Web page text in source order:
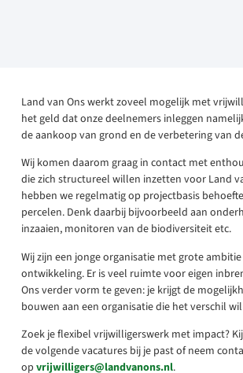
Land van Ons werkt zoveel mogelijk met
het geld dat onze deelnemers inleggen
de aankoop van grond en de verbetering van
Wij komen daarom graag in contact met
die zich structureel willen inzetten voor Land
hebben we regelmatig op projectbasis
percelen. Denk daarbij bijvoorbeeld aan
inzaaien, monitoren van de biodiversiteit etc.
Wij zijn een jonge organisatie met grote
ontwikkeling. Er is veel ruimte voor eigen
Ons verder vorm te geven: je krijgt de
bouwen aan een organisatie die het verschil
Zoek je flexibel vrijwilligerswerk met impact?
de volgende vacatures bij je past of neem
op vrijwilligers@landvanons.nl.